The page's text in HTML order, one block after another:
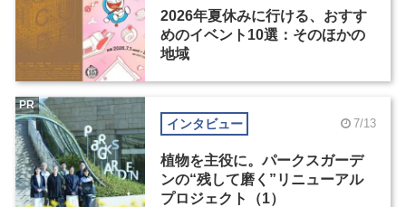
2026年夏休みに行ける、おすす
めのイベント10選：そのほかの
地域
インタビュー 7/13
植物を主役に。パークスガーデ
ンの“残して磨く”リニューアル
プロジェクト（1）
PR